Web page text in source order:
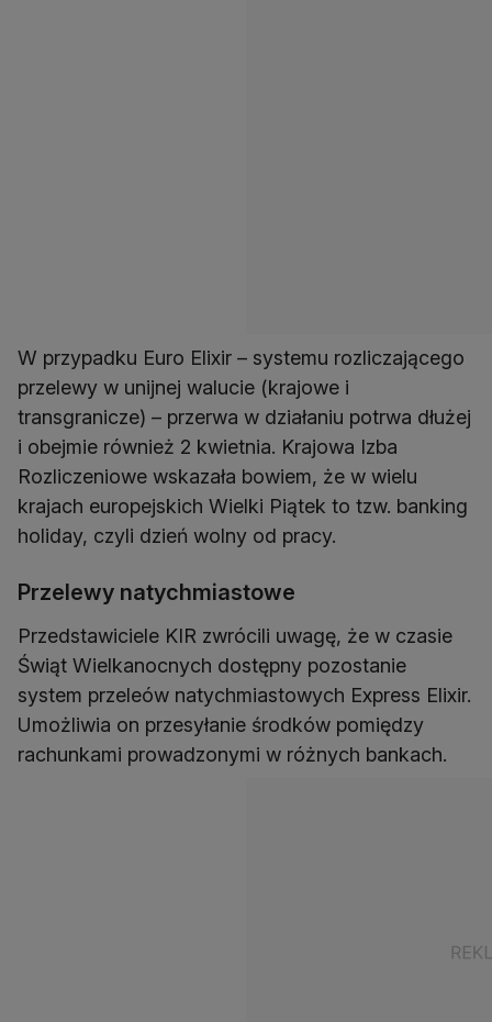
W przypadku Euro Elixir – systemu rozliczającego
przelewy w unijnej walucie (krajowe i
transgranicze) – przerwa w działaniu potrwa dłużej
i obejmie również 2 kwietnia. Krajowa Izba
Rozliczeniowe wskazała bowiem, że w wielu
krajach europejskich Wielki Piątek to tzw. banking
Przelewy natychmiastowe
Przedstawiciele KIR zwrócili uwagę, że w czasie
Świąt Wielkanocnych dostępny pozostanie
system przeleów natychmiastowych Express Elixir.
Umożliwia on przesyłanie środków pomiędzy